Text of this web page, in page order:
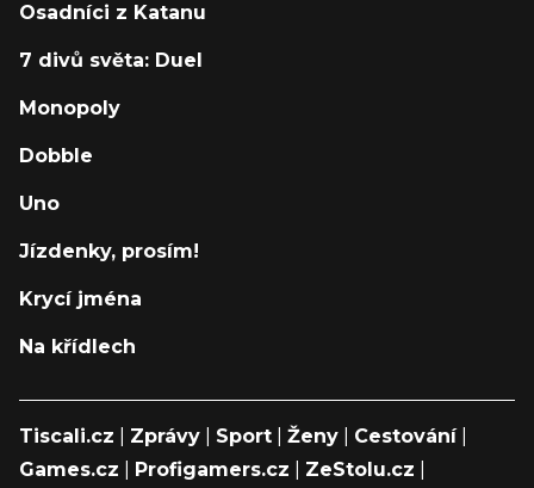
Osadníci z Katanu
7 divů světa: Duel
Monopoly
Dobble
Uno
Jízdenky, prosím!
Krycí jména
Na křídlech
Tiscali.cz Zprávy Sport Ženy Cestování|
Games.cz
Profigamers.cz ZeStolu.cz